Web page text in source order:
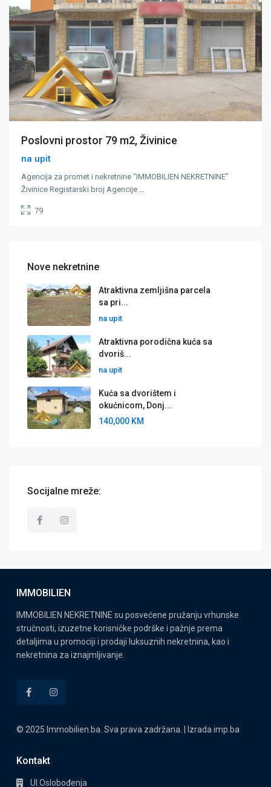
Poslovni prostor 79 m2, Živinice
na upit
Agencija za promet i nekretnine “IMMOBILIEN NEKRETNINE”
Živinice Registarski broj Agencije ...
79
Nove nekretnine
Atraktivna zemljišna parcela
sa pri...
na upit
Atraktivna porodična kuća sa
dvoriš...
na upit
Kuća sa dvorištem i
okućnicom, Donj...
140,000 KM
Socijalne mreže:
IMMOBILIEN
IMMOBILIEN NEKRETNINE su posvećene pružanju vrhunske
stručnosti, izuzetne korisničke podrške i pažnje prema
detaljima u promociji i prodaji luksuznih nekretnina, kao i
nekretnina za iznajmljivanje.
© 2025 Immobilien.ba. Sva prava zadržana. | Izrada imp.ba
Kontakt
Ul.Oslobođenja